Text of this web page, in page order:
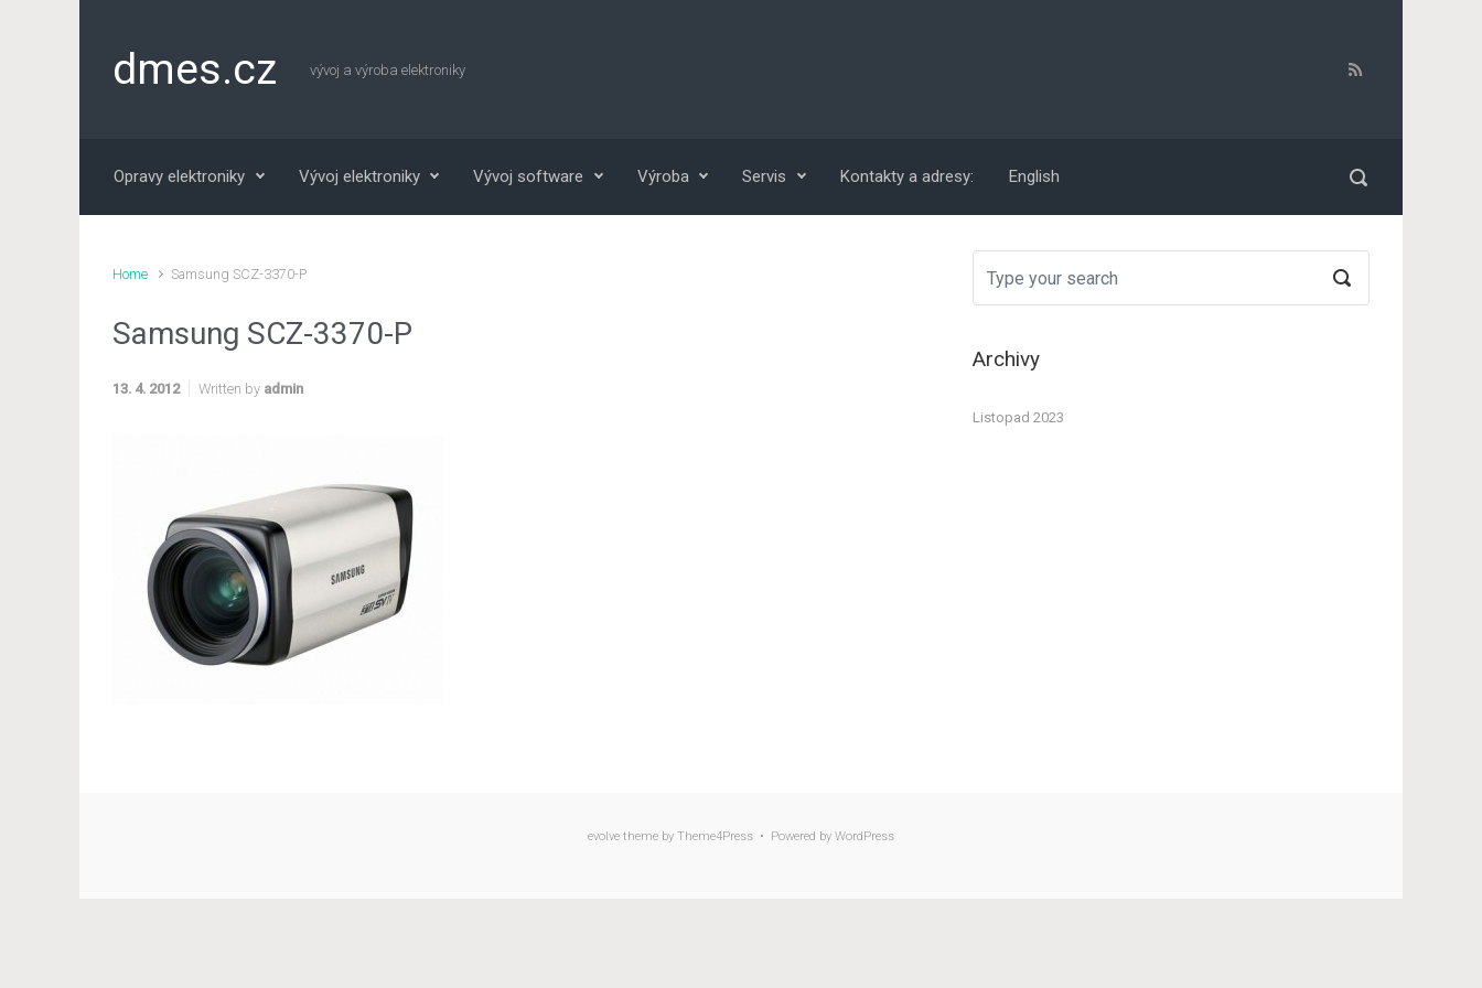
dmes.cz vývoj a výroba elektroniky
Opravy elektroniky Vývoj elektroniky Vývoj software Výroba Servis Kontakty a adresy: English
Home Samsung SCZ-3370-P
Samsung SCZ-3370-P
13. 4. 2012 Written by admin
Archivy
Listopad 2023
evolve theme by Theme4Press • Powered by WordPress